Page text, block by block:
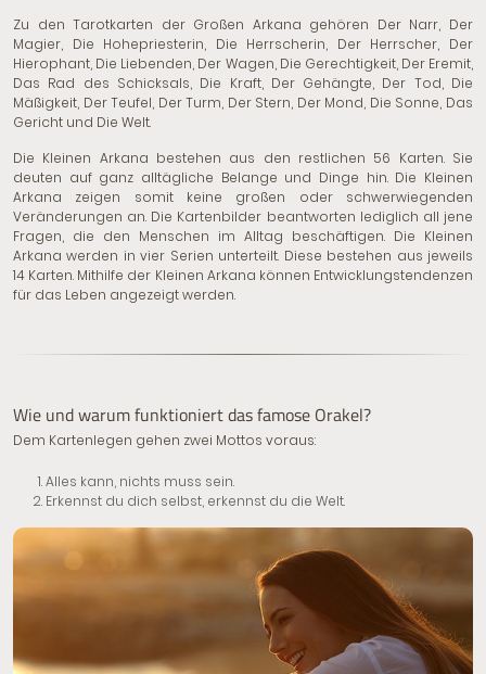
Zu den Tarotkarten der Großen Arkana gehören Der Narr, Der
Magier, Die Hohepriesterin, Die Herrscherin, Der Herrscher, Der
Hierophant, Die Liebenden, Der Wagen, Die Gerechtigkeit, Der Eremit,
Das Rad des Schicksals, Die Kraft, Der Gehängte, Der Tod, Die
Mäßigkeit, Der Teufel, Der Turm, Der Stern, Der Mond, Die Sonne, Das
Gericht und Die Welt.
Die Kleinen Arkana bestehen aus den restlichen 56 Karten. Sie
deuten auf ganz alltägliche Belange und Dinge hin. Die Kleinen
Arkana zeigen somit keine großen oder schwerwiegenden
Veränderungen an. Die Kartenbilder beantworten lediglich all jene
Fragen, die den Menschen im Alltag beschäftigen. Die Kleinen
Arkana werden in vier Serien unterteilt. Diese bestehen aus jeweils
14 Karten. Mithilfe der Kleinen Arkana können Entwicklungstendenzen
für das Leben angezeigt werden.
Wie und warum funktioniert das famose Orakel?
Dem Kartenlegen gehen zwei Mottos voraus:
Alles kann, nichts muss sein.
Erkennst du dich selbst, erkennst du die Welt.